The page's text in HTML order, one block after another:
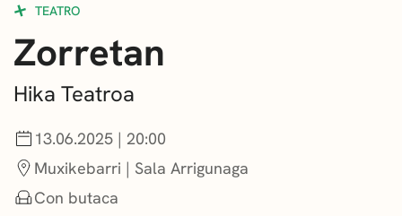
NOTICIAS
GETXO KULTURA
ASOCIACIONES CULTURALES
TEATRO
Zorretan
Hika Teatroa
13.06.2025 | 20:00
Muxikebarri | Sala Arrigunaga
Con butaca